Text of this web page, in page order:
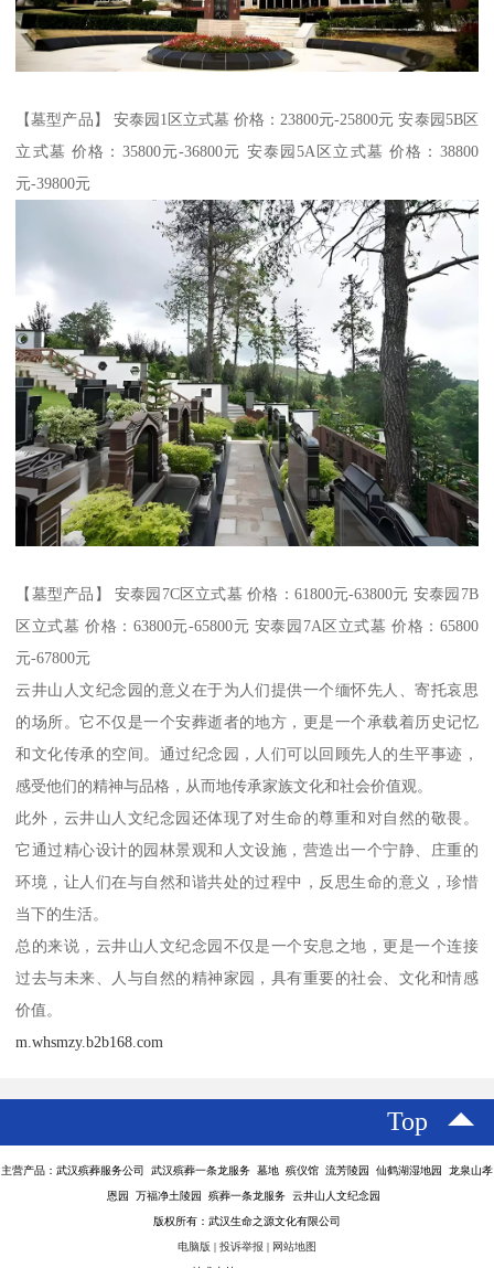
【墓型产品】 安泰园1区立式墓 价格：23800元-25800元 安泰园5B区
立式墓 价格：35800元-36800元 安泰园5A区立式墓 价格：38800
元-39800元
【墓型产品】 安泰园7C区立式墓 价格：61800元-63800元 安泰园7B
区立式墓 价格：63800元-65800元 安泰园7A区立式墓 价格：65800
元-67800元
云井山人文纪念园的意义在于为人们提供一个缅怀先人、寄托哀思
的场所。它不仅是一个安葬逝者的地方，更是一个承载着历史记忆
和文化传承的空间。通过纪念园，人们可以回顾先人的生平事迹，
感受他们的精神与品格，从而地传承家族文化和社会价值观。
此外，云井山人文纪念园还体现了对生命的尊重和对自然的敬畏。
它通过精心设计的园林景观和人文设施，营造出一个宁静、庄重的
环境，让人们在与自然和谐共处的过程中，反思生命的意义，珍惜
当下的生活。
总的来说，云井山人文纪念园不仅是一个安息之地，更是一个连接
过去与未来、人与自然的精神家园，具有重要的社会、文化和情感
价值。
m.whsmzy.b2b168.com
Top
主营产品：武汉殡葬服务公司 武汉殡葬一条龙服务 墓地 殡仪馆 流芳陵园 仙鹤湖湿地园 龙泉山孝
恩园 万福净土陵园 殡葬一条龙服务 云井山人文纪念园
版权所有：武汉生命之源文化有限公司
电脑版 | 投诉举报 | 网站地图